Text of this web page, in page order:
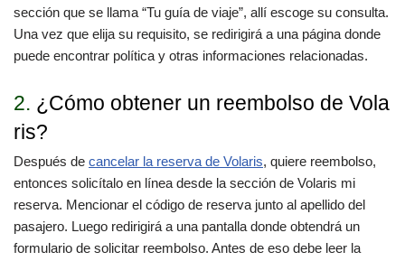
sección que se llama “Tu guía de viaje”, allí escoge su consulta.
Una vez que elija su requisito, se redirigirá a una página donde
puede encontrar política y otras informaciones relacionadas.
2. ¿Cómo obtener un reembolso de Vola
ris?
Después de cancelar la reserva de Volaris, quiere reembolso,
entonces solicítalo en línea desde la sección de Volaris mi
reserva. Mencionar el código de reserva junto al apellido del
pasajero. Luego redirigirá a una pantalla donde obtendrá un
formulario de solicitar reembolso. Antes de eso debe leer la